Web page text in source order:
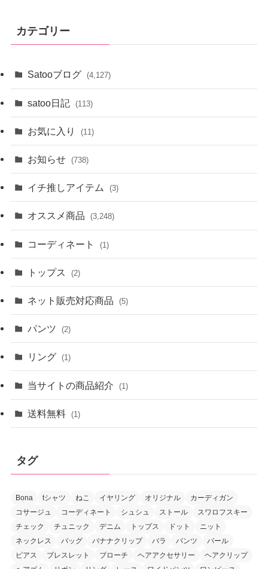
ブ
カテゴリー
Satooブログ (4,127)
satoo日記 (113)
お気に入り (11)
お知らせ (738)
イチ推しアイテム (3)
オススメ商品 (3,248)
コーディネート (1)
トップス (2)
ネット販売対応商品 (5)
パンツ (2)
リング (1)
当サイトの商品紹介 (1)
送料無料 (1)
タグ
Bona tシャツ ねこ イヤリング オリジナル
カーディガン
コサージュ
コーディネート シュシュ ストール
スワロフスキー
チェック
チュニック デニム トップス ドット
ニット
ネックレス
バッグ バナナクリップ バラ パンツ
パール
ピアス
ブレスレット ブローチ ヘアアクセサリー
ヘアクリップ